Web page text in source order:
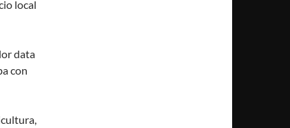
local
data
con